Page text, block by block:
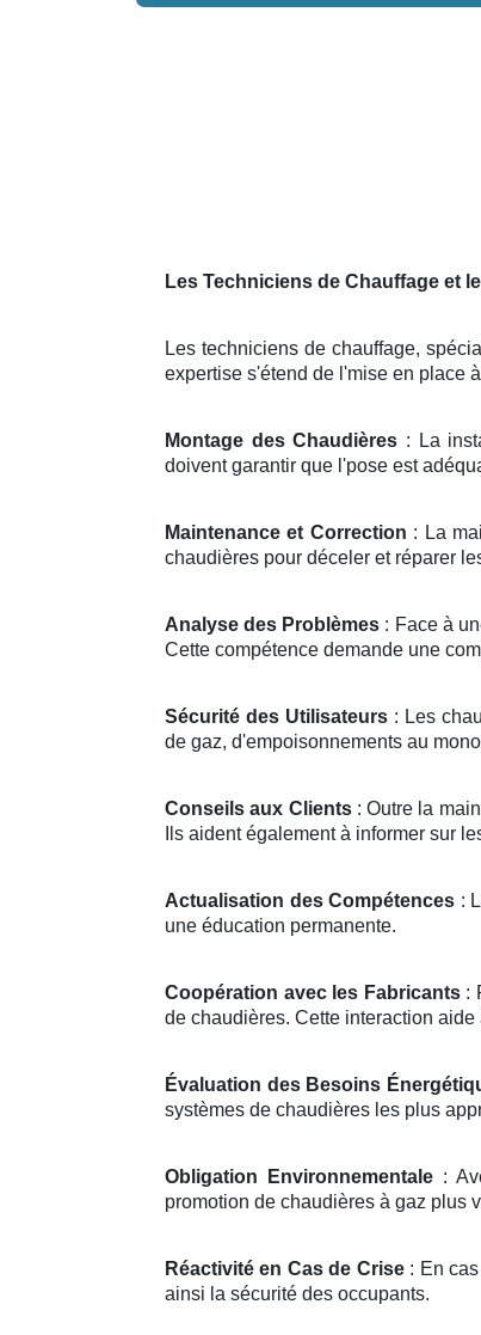
Les Techniciens de Chauffage et
Les techniciens de chauffage,
expertise s'étend de l'mise en place
Montage des Chaudières : La
doivent garantir que l'pose est
Maintenance et Correction : La
chaudières pour déceler et réparer
Analyse des Problèmes : Face à
Cette compétence demande une
Sécurité des Utilisateurs: Les
de gaz, d'empoisonnements au
Conseils aux Clients: Outre la
Ils aident également à informer sur
Actualisation des Compétences :
une éducation permanente.
Coopération avec les Fabricants:
de chaudières. Cette interaction
Évaluation des Besoins
systèmes de chaudières les plus
Obligation Environnementale:
promotion de chaudières à gaz plus
Réactivité en Cas de Crise: En cas
ainsi la sécurité des occupants.